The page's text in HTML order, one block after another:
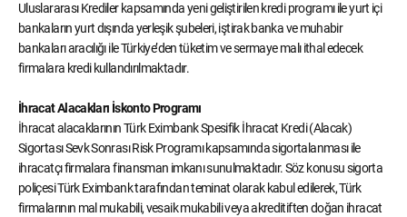
Uluslararası Krediler kapsamında yeni geliştirilen kredi programı ile yurt içi
bankaların yurt dışında yerleşik şubeleri, iştirak banka ve muhabir
bankaları aracılığı ile Türkiye’den tüketim ve sermaye malı ithal edecek
firmalara kredi kullandırılmaktadır.
İhracat Alacakları İskonto Programı
İhracat alacaklarının Türk Eximbank Spesifik İhracat Kredi (Alacak)
Sigortası Sevk Sonrası Risk Programı kapsamında sigortalanması ile
ihracatçı firmalara finansman imkanı sunulmaktadır. Söz konusu sigorta
poliçesi Türk Eximbank tarafından teminat olarak kabul edilerek, Türk
firmalarının mal mukabili, vesaik mukabili veya akreditiften doğan ihracat